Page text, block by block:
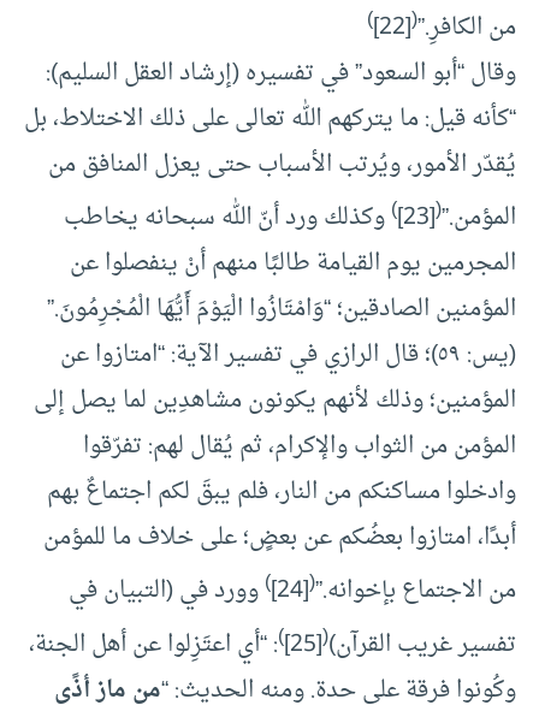
من الكافرِ.”(
[22]
)
وقال “أبو السعود” في تفسيره (إرشاد العقل السليم):
“كأنه قيل: ما يتركهم الله تعالى على ذلك الاختلاط، بل
يُقدّر الأمور، ويُرتب الأسباب حتى يعزل المنافق من
المؤمن.”(
[23]
) وكذلك ورد أنّ الله سبحانه يخاطب
المجرمين يوم القيامة طالبًا منهم أنْ ينفصلوا عن
المؤمنين الصادقين؛ “وَامْتَازُوا الْيَوْمَ أَيُّهَا الْمُجْرِمُونَ.”
(يس: ٥٩)؛ قال الرازي في تفسير الآية: “امتازوا عن
المؤمنين؛ وذلك لأنهم يكونون مشاهدِين لما يصل إلى
المؤمن من الثواب والإكرام، ثم يُقال لهم: تفرّقوا
وادخلوا مساكنكم من النار، فلم يبقَ لكم اجتماعٌ بهم
أبدًا، امتازوا بعضُكم عن بعضٍ؛ على خلاف ما للمؤمن
من الاجتماع بإخوانه.”(
[24]
) وورد في (التبيان في
تفسير غريب القرآن)(
[25]
): “أي اعتَزِلوا عن أهل الجنة،
وكُونوا فرقة على حدة. ومنه الحديث: “من ماز أذًى